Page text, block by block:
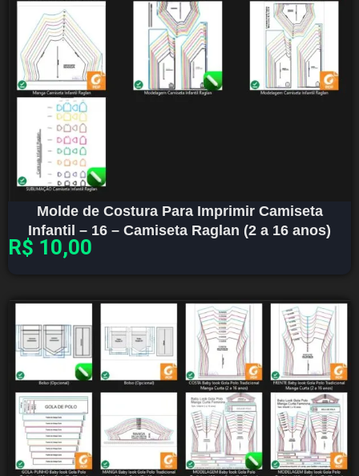
Molde de Costura Para Imprimir Camiseta
Infantil – 16 – Camiseta Raglan (2 a 16 anos)
R$ 10,00